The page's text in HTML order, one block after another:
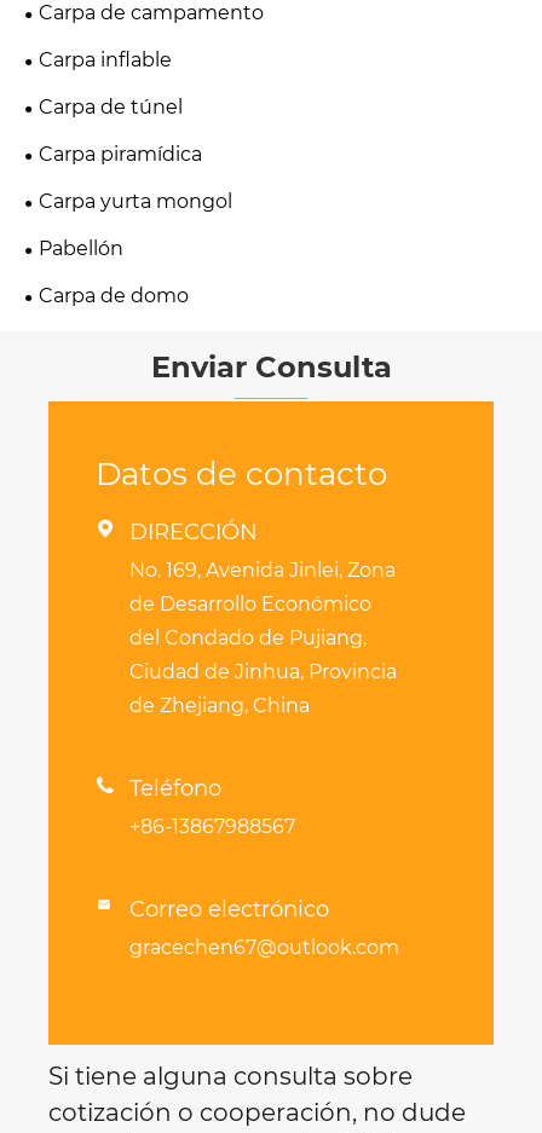
Carpa de campamento
Carpa inflable
Carpa de túnel
Carpa piramídica
Carpa yurta mongol
Pabellón
Carpa de domo
Enviar Consulta
Datos de contacto
 DIRECCIÓN
No. 169, Avenida Jinlei, Zona
de Desarrollo Económico
del Condado de Pujiang,
Ciudad de Jinhua, Provincia
de Zhejiang, China
 Teléfono
+86-13867988567
 Correo electrónico
gracechen67@outlook.com
Si tiene alguna consulta sobre
cotización o cooperación, no dude